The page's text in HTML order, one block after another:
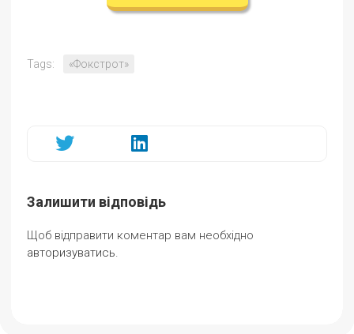
Tags: «Фокстрот»
Залишити відповідь
Щоб відправити коментар вам необхідно
авторизуватись.